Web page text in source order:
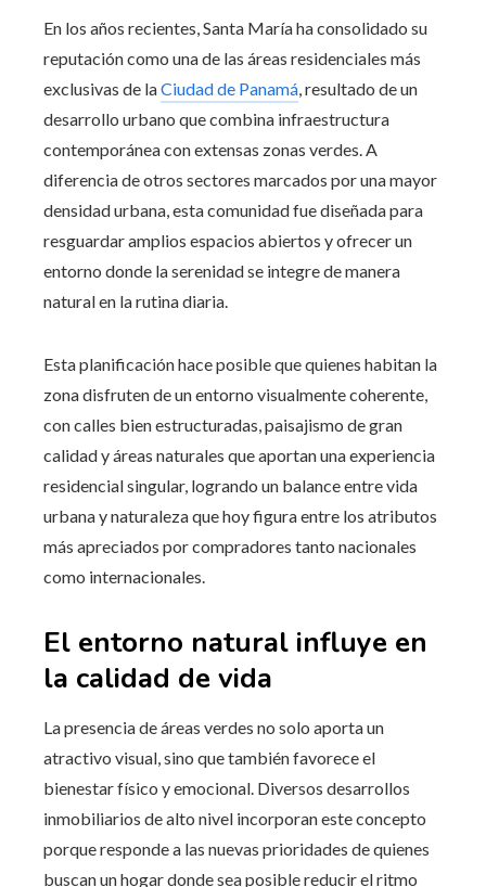
En los años recientes, Santa María ha consolidado su
reputación como una de las áreas residenciales más
exclusivas de laCiudad de Panamá, resultado de un
desarrollo urbano que combina infraestructura
contemporánea con extensas zonas verdes. A
diferencia de otros sectores marcados por una mayor
densidad urbana, esta comunidad fue diseñada para
resguardar amplios espacios abiertos y ofrecer un
entorno donde la serenidad se integre de manera
natural en la rutina diaria.
Esta planificación hace posible que quienes habitan la
zona disfruten de un entorno visualmente coherente,
con calles bien estructuradas, paisajismo de gran
calidad y áreas naturales que aportan una experiencia
residencial singular, logrando un balance entre vida
urbana y naturaleza que hoy figura entre los atributos
más apreciados por compradores tanto nacionales
como internacionales.
El entorno natural influye en
la calidad de vida
La presencia de áreas verdes no solo aporta un
atractivo visual, sino que también favorece el
bienestar físico y emocional. Diversos desarrollos
inmobiliarios de alto nivel incorporan este concepto
porque responde a las nuevas prioridades de quienes
buscan un hogar donde sea posible reducir el ritmo